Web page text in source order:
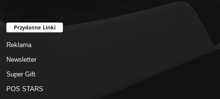
Przydatne Linki
Reklama
Newsletter
Super Gift
POS STARS